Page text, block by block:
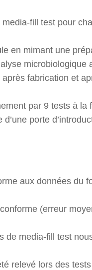
fill test pour
en mimant une
microbiologique
fabrication et
par 9 tests à la
porte
aux données du
(erreur
de media-fill test
relevé lors des